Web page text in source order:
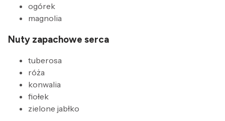
ogórek
magnolia
Nuty zapachowe serca
tuberosa
róża
konwalia
fiołek
zielone jabłko